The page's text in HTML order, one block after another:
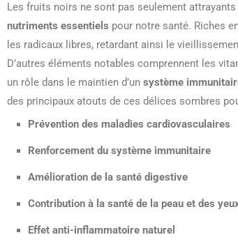
Les fruits noirs ne sont pas seulement
nutriments essentiels pour notre santé. Riches
les radicaux libres, retardant ainsi le
D’autres éléments notables comprennent les
un rôle dans le maintien d’un système
des principaux atouts de ces délices sombres
Prévention des maladies cardiovasculaires
Renforcement du système immunitaire
Amélioration de la santé digestive
Contribution à la santé de la peau et des
Effet anti-inflammatoire naturel